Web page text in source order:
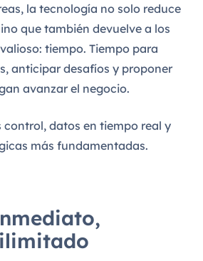
la tecnología no solo reduce
que también devuelve a los
tiempo. Tiempo para
anticipar desafíos y proponer
avanzar el negocio.
control, datos en tiempo real y
más fundamentadas.